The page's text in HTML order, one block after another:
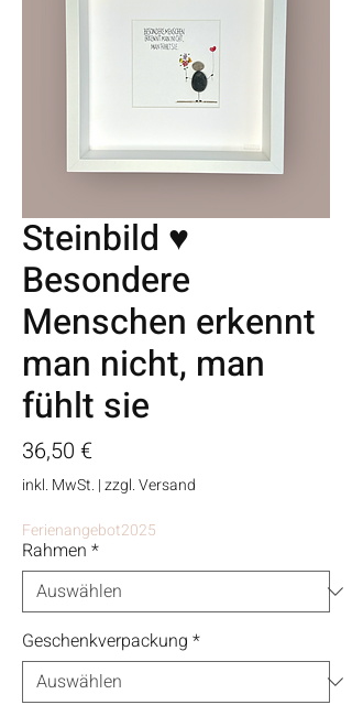
Steinbild ♥
Besondere
Menschen erkennt
man nicht, man
fühlt sie
36,50 €Preis
inkl. MwSt. |zzgl. Versand
Ferienangebot2025
Rahmen *
Geschenkverpackung *